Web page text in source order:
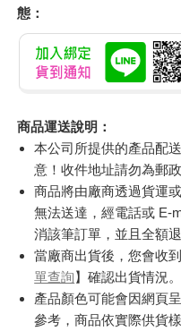
態：
商品運送說明：
本公司所提供的產品配
意！收件地址請勿為郵政
商品將由廠商透過貨運
無法送達，經電話或 E-
消該筆訂單，並且全額退
當廠商出貨後，您會收
單查詢】確認出貨情況。
產品顏色可能會因網頁
參考，商品依實際供貨樣